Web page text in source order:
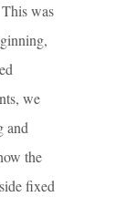
was
we
and
the
fixed